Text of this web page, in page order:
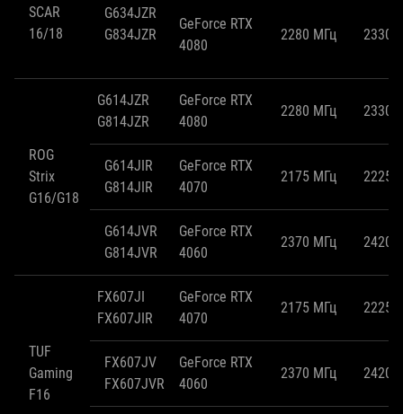
SCAR
16/18
G634JZR
G834JZR
GeForce RTX
4080
2280 МГц 2330
ROG
Strix
G16/G18
G614JZR
G814JZR
GeForce RTX
4080
2280 МГц 2330
G614JIR
G814JIR
GeForce RTX
4070
2175 МГц 2225
G614JVR
G814JVR
GeForce RTX
4060
2370 МГц 2420
TUF
Gaming
F16
FX607JI
FX607JIR
GeForce RTX
4070
2175 МГц 2225
FX607JV
FX607JVR
GeForce RTX
4060
2370 МГц 2420